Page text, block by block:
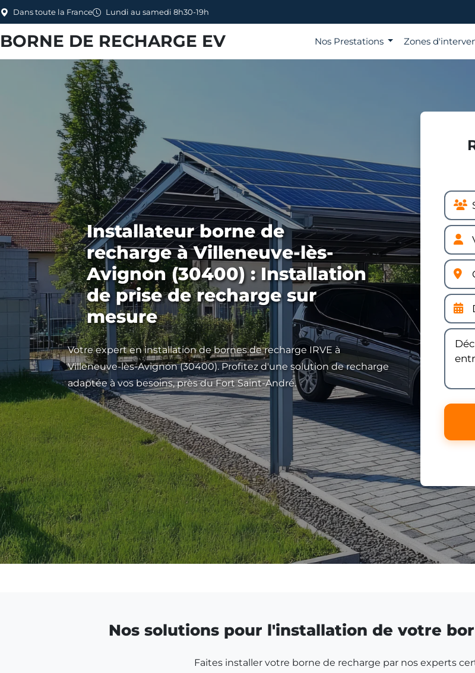
Dans toute la France Lundi au samedi 8h30-19h
BORNE DE RECHARGE EV Nos Prestations Zones
Installateur borne de
recharge à Villeneuve-lès-
Avignon (30400) : Installation
de prise de recharge sur
mesure
Votre expert en installation de bornes de recharge IRVE à
Villeneuve-lès-Avignon (30400). Profitez d'une solution de recharge
adaptée à vos besoins, près du Fort Saint-André.
Nos solutions pour l'installation de votre
Faites installer votre borne de recharge par nos experts